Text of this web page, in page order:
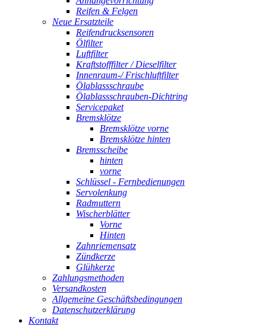
Reifen & Felgen
Neue Ersatzteile
Reifendrucksensoren
Ölfilter
Luftfilter
Kraftstofffilter / Dieselfilter
Innenraum-/ Frischluftfilter
Ölablassschraube
Ölablassschrauben-Dichtring
Servicepaket
Bremsklötze
Bremsklötze vorne
Bremsklötze hinten
Bremsscheibe
hinten
vorne
Schlüssel - Fernbedienungen
Servolenkung
Radmuttern
Wischerblätter
Vorne
Hinten
Zahnriemensatz
Zündkerze
Glühkerze
Zahlungsmethoden
Versandkosten
Allgemeine Geschäftsbedingungen
Datenschutzerklärung
Kontakt